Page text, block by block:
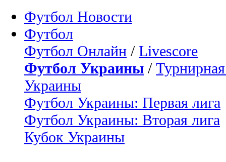
Футбол Новости
Футбол
Футбол Онлайн / Livescore
Футбол Украины /
Украины
Футбол Украины: Первая лига
Футбол Украины: Вторая лига
Кубок Украины